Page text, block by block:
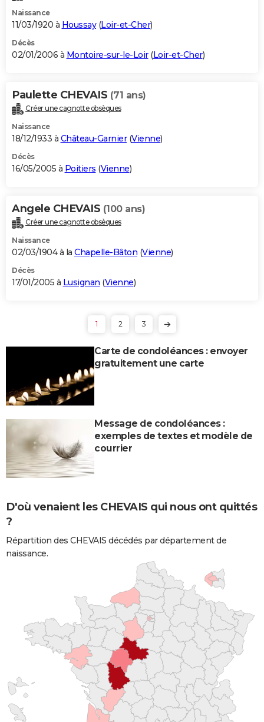
Naissance
11/03/1920 à Houssay(Loir-et-Cher)
Décès
02/01/2006 à Montoire-sur-le-Loir(Loir-et-Cher)
Paulette CHEVAIS (71 ans)
Créer une cagnotte obsèques
Naissance
18/12/1933 à Château-Garnier(Vienne)
Décès
16/05/2005 à Poitiers (Vienne)
Angele CHEVAIS (100 ans)
Créer une cagnotte obsèques
Naissance
02/03/1904 à la Chapelle-Bâton (Vienne)
Décès
17/01/2005 à Lusignan (Vienne)
1 2 3
Carte de condoléances : envoyer
gratuitement une carte
Message de condoléances :
exemples de textes et modèle de
courrier
D'où venaient les CHEVAIS qui nous ont quittés
?
Répartition des CHEVAIS décédés par département de
naissance.